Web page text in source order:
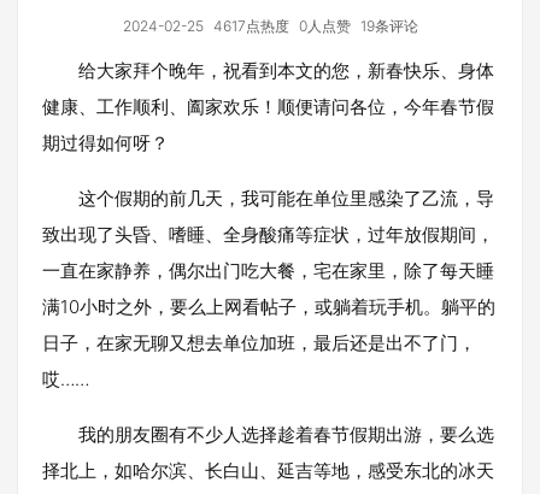
2024-02-25 4617点热度 0人点赞 19条评论
给大家拜个晚年，祝看到本文的您，新春快乐、身体
健康、工作顺利、阖家欢乐！顺便请问各位，今年春节假
期过得如何呀？
这个假期的前几天，我可能在单位里感染了乙流，导
致出现了头昏、嗜睡、全身酸痛等症状，过年放假期间，
一直在家静养，偶尔出门吃大餐，宅在家里，除了每天睡
满10小时之外，要么上网看帖子，或躺着玩手机。躺平的
日子，在家无聊又想去单位加班，最后还是出不了门，
哎……
我的朋友圈有不少人选择趁着春节假期出游，要么选
择北上，如哈尔滨、长白山、延吉等地，感受东北的冰天